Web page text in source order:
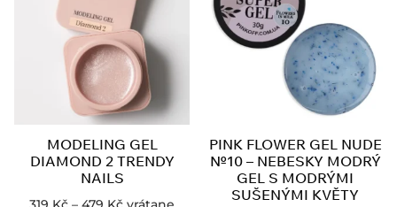
MODELING GEL
DIAMOND 2 TRENDY
NAILS
PINK FLOWER GEL NUDE
№10 – NEBESKY MODRÝ
GEL S MODRÝMI
SUŠENÝMI KVĚTY